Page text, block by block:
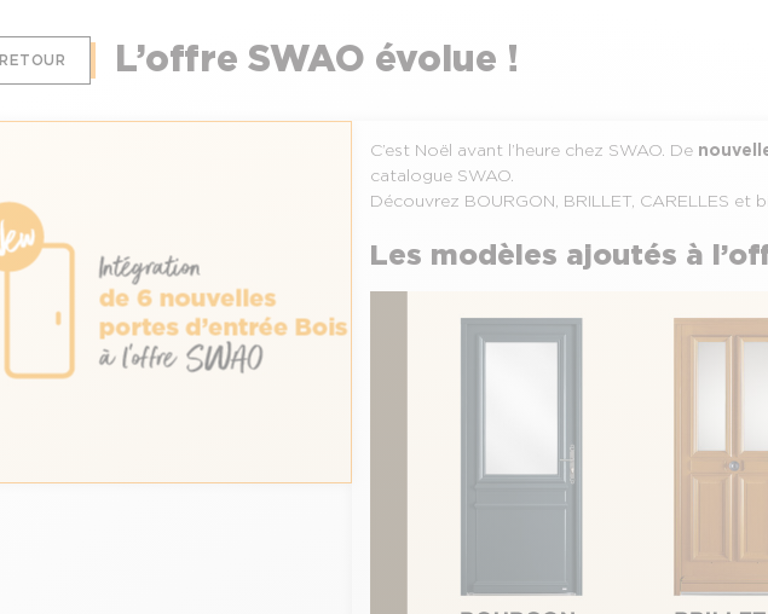
RETOUR L’offre SWAO évolue !
C’est Noël avant l’heure chez SWAO. De
catalogue SWAO.
Découvrez BOURGON, BRILLET, CARELLES et
Les modèles ajoutés à